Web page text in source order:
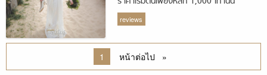
reviews
You 're on page
1 หน้าต่อไป หน้า